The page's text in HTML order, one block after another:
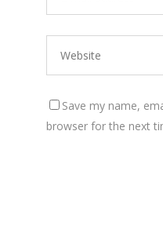
Save my name,
browser for the next